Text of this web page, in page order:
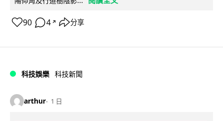
90 4 ↗ 分享
科技娛樂 科技新聞
arthur 1 日